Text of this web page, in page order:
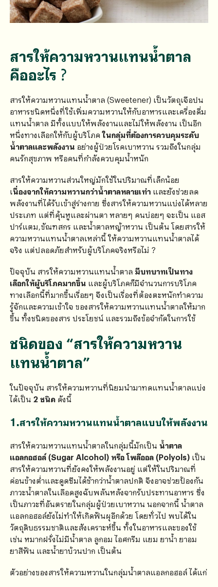
สารให้ความหวานแทนน้ำตาล
คืออะไร ?
สารให้ความหวานแทนน้ำตาล (Sweetener) เป็นวัตถุเจือปน
อาหารชนิดหนึ่งที่ใช้เพิ่มความหวานให้กับอาหารและเครื่องดื่ม
แทนน้ำตาล มีทั้งแบบให้พลังงานและไม่ให้พลังงาน เป็นอีก
หนึ่งทางเลือกให้กับผู้บริโภคในกลุ่มที่ต้องการควบคุมระดับ
น้ำตาลและพลังงาน อย่างผู้ป่วยโรคเบาหวาน รวมถึงในกลุ่ม
คนรักสุขภาพ หรือคนที่กำลังควบคุมน้ำหนัก
สารให้ความหวานส่วนใหญ่มักใช้ในปริมาณที่เล็กน้อย
เนื่องจากให้ความหวานกว่าน้ำตาลหลายเท่า และยังช่วยลด
พลังงานที่ได้รับเข้าสู่ร่างกาย ซึ่งสารให้ความหวานแบ่งได้หลาย
ประเภท แต่ที่คุ้นหูและผ่านตา หลายๆ คนบ่อยๆ จะเป็น แอส
ปาร์แตม,ขัณฑสกร และน้ำตาลหญ้าหวาน เป็นต้น โดยสารให้
ความหวานแทนน้ำตาลเหล่านี้ ให้ความหวานแทนน้ำตาลได้
จริง แต่ปลอดภัยสำหรับผู้บริโภคจริงหรือไม่ ?
ปัจจุบัน สารให้ความหวานแทนน้ำตาล มีบทบาทเป็นทาง
เลือกให้ผู้บริโภคมากขึ้น และผู้บริโภคก็มีจำนวนการบริโภค
ทางเลือกนี้ที่มากขึ้นเรื่อยๆ จึงเป็นเรื่องที่ต้องตะหนักทำความ
รู้จักและความเข้าใจ ของสารให้ความหวานแทนน้ำตาลให้มาก
ขึ้น ทั้งชนิดของสาร ประโยชน์ และรวมถึงข้อจำกัดในการใช้
ชนิดของ “สารให้ความหวาน
แทนน้ำตาล”
ในปัจจุบัน สารให้ความหวานที่นิยมนำมาทดแทนน้ำตาลแบ่ง
ได้เป็น 2 ชนิด ดังนี้
1.สารให้ความหวานแทนน้ำตาลแบบให้พลังงาน
สารให้ความหวานแทนน้ำตาลในกลุ่มนี้มักเป็น น้ำตาล
แอลกอฮอล์ (Sugar Alcohol) หรือ โพลีออล (Polyols) เป็น
สารให้ความหวานที่ยังคงให้พลังงานอยู่ แต่ให้ในปริมาณที่
ค่อนข้างต่ำและดูดซึมได้ช้ากว่าน้ำตาลปกติ จึงอาจช่วยป้องกัน
ภาวะน้ำตาลในเลือดสูงฉับพลันหลังจากรับประทานอาหาร ซึ่ง
เป็นภาวะที่อันตรายในกลุ่มผู้ป่วยเบาหวาน นอกจากนี้ น้ำตาล
แอลกอฮอล์ยังไม่ทำให้เกิดฟันผุอีกด้วย โดยทั่วไป พบได้ใน
วัตถุดิบธรรมชาติและสังเคราะห์ขึ้น ทั้งในอาหารและของใช้
เช่น หมากฝรั่งไม่มีน้ำตาล ลูกอม ไอศกรีม แยม ยาน้ำ ยาอม
ยาสีฟัน และน้ำยาบ้วนปาก เป็นต้น
ตัวอย่างของสารให้ความหวานในกลุ่มน้ำตาลแอลกอฮอล์ ได้แก่